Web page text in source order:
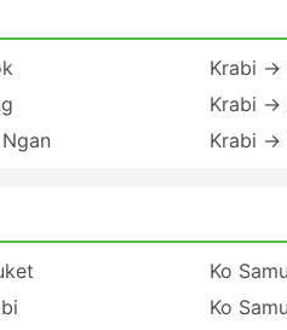
Krabi →
Krabi →
Krabi →
Ko
Ko